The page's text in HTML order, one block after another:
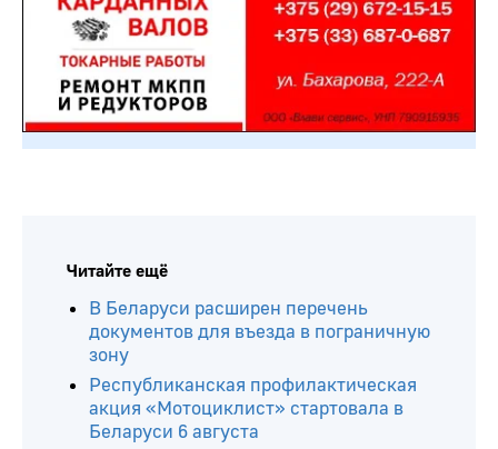
Читайте ещё
В Беларуси расширен перечень
документов для въезда в пограничную
зону
Республиканская профилактическая
акция «Мотоциклист» стартовала в
Беларуси 6 августа